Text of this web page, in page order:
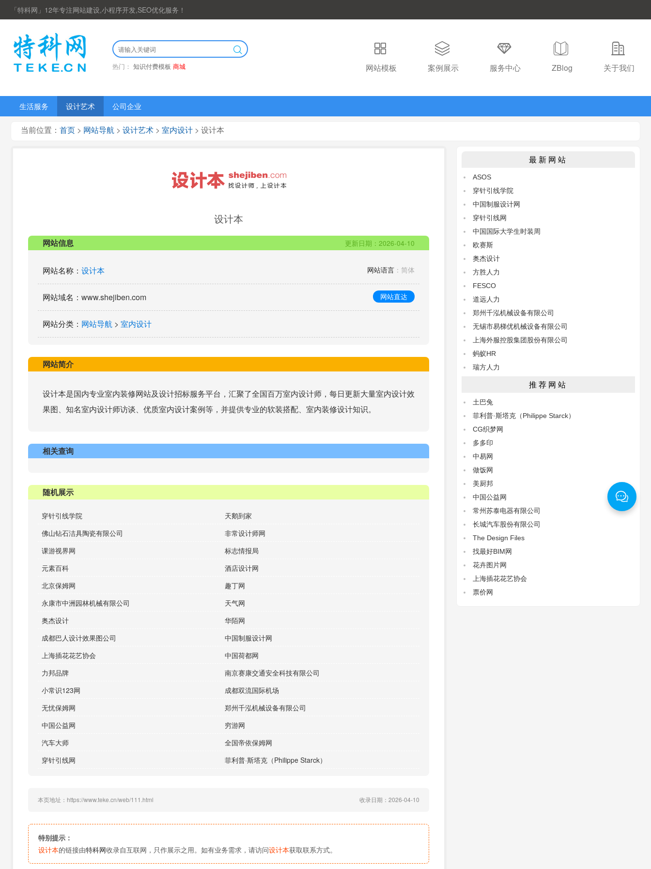
「特科网」12年专注网站建设,小程序开发,SEO优化服务！
热门： 知识付费模板 商城 网站模板 案例展示 服务中心 ZBlog 关于我们
生活服务 设计艺术 公司企业
当前位置： 首页 > 网站导航 > 设计艺术 > 室内设计 > 设计本
设计本
网站信息 更新日期：2026-04-10
网站名称 ： 设计本 网站语言 ：简体
网站域名 ：www.shejiben.com 网站直达
网站分类 ： 网站导航 > 室内设计
网站简介
设计本是国内专业室内装修网站及设计招标服务平台，汇聚了全国百万室内设计师，每日更新大量室内设计效
果图、知名室内设计师访谈、优质室内设计案例等，并提供专业的软装搭配、室内装修设计知识。
相关查询
随机展示
穿针引线学院
天鹅到家
佛山钻石洁具陶瓷有限公司
非常设计师网
课游视界网
标志情报局
元素百科
酒店设计网
北京保姆网
趣丁网
永康市中洲园林机械有限公司
天气网
奥杰设计
华陌网
成都巴人设计效果图公司
中国制服设计网
上海插花花艺协会
中国荷都网
力邦品牌
南京赛康交通安全科技有限公司
小常识123网
成都双流国际机场
无忧保姆网
郑州千泓机械设备有限公司
中国公益网
穷游网
汽车大师
全国帝依保姆网
穿针引线网
菲利普·斯塔克（Philippe Starck）
本页地址：https://www.teke.cn/web/111.html 收录日期：2026-04-10
特别提示：
设计本的链接由特科网收录自互联网，只作展示之用。如有业务需求，请访问设计本获取联系方式。
最新网站
ASOS
穿针引线学院
中国制服设计网
穿针引线网
中国国际大学生时装周
欧赛斯
奥杰设计
方胜人力
FESCO
道远人力
郑州千泓机械设备有限公司
无锡市易梯优机械设备有限公司
上海外服控股集团股份有限公司
蚂蚁HR
瑞方人力
推荐网站
土巴兔
菲利普·斯塔克（Philippe Starck）
CG织梦网
多多印
中易网
做饭网
美厨邦
中国公益网
常州苏泰电器有限公司
长城汽车股份有限公司
The Design Files‌
找最好BIM网
花卉图片网
上海插花花艺协会
票价网